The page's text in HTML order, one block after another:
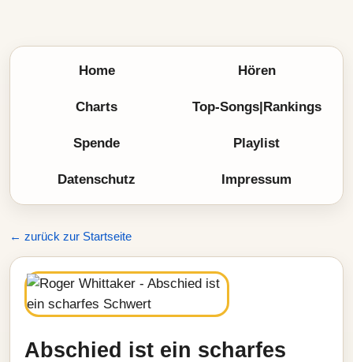
Home Hören
Charts Top-Songs|Rankings
Spende Playlist
Datenschutz Impressum
← zurück zur Startseite
Abschied ist ein scharfes